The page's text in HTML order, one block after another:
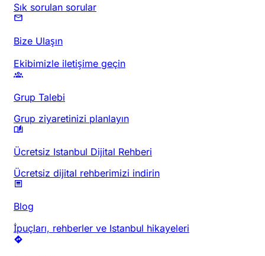
Sık sorulan sorular
Bize Ulaşın
Ekibimizle iletişime geçin
Grup Talebi
Grup ziyaretinizi planlayın
Ücretsiz Istanbul Dijital Rehberi
Ücretsiz dijital rehberimizi indirin
Blog
İpuçları, rehberler ve Istanbul hikayeleri